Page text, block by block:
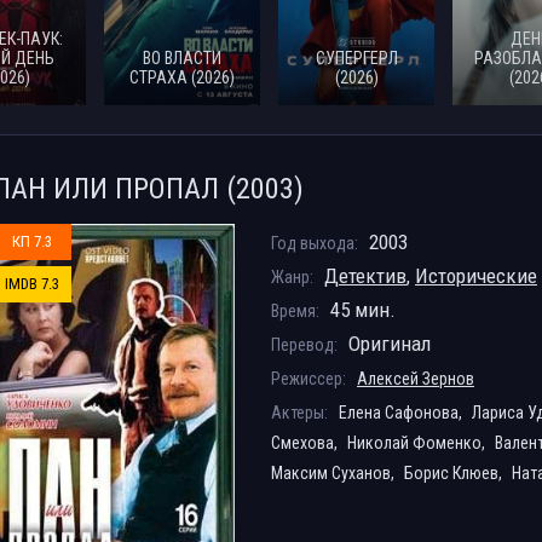
ПАУК:
ДЕНЬ
ВО ВЛАСТИ
СТРАХА (2026)
СУПЕРГЕРЛ
(2026)
ИЛИ ПРОПАЛ (2003)
КП 7.3
IMDB 7.3
Год выхода: 2003
Жанр: Детектив, Исторические
Время: 45 мин.
Перевод: Оригинал
Режиссер:
Алексей Зернов
Актеры:
Елена Сафонова, Лариса
Смехова,
Николай Фоменко,
Максим Суханов,
Борис Клюев,